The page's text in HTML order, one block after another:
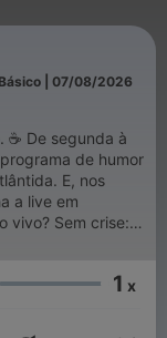
| 07/08/2026
☕ De segunda à
de humor
E, nos
a live em
vivo? Sem crise:
ouvir quando e
rendem
histórias de
1 x